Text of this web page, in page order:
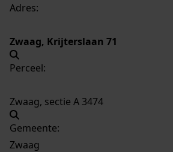
Adres:
Zwaag, Krijterslaan 71
Perceel:
Zwaag, sectie A 3474
Gemeente:
Zwaag